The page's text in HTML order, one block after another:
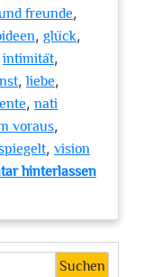
freunde,
, glück,
intimität,
,liebe,
, nati
voraus,
, vision
hinterlassen
Suchen